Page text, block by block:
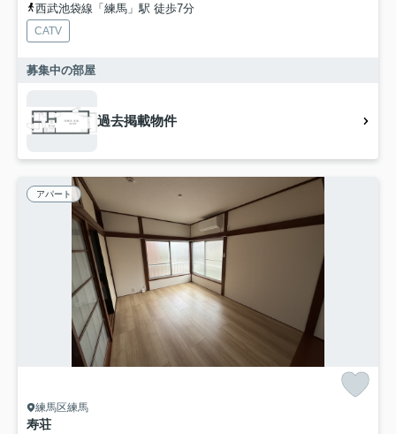
西武池袋線「練馬」駅 徒歩7分
CATV
募集中の部屋
過去掲載物件
アパート
練馬区練馬
寿荘